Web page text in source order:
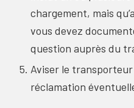
chargement, mais
vous devez
question auprès du
Aviser le transporteur
réclamation